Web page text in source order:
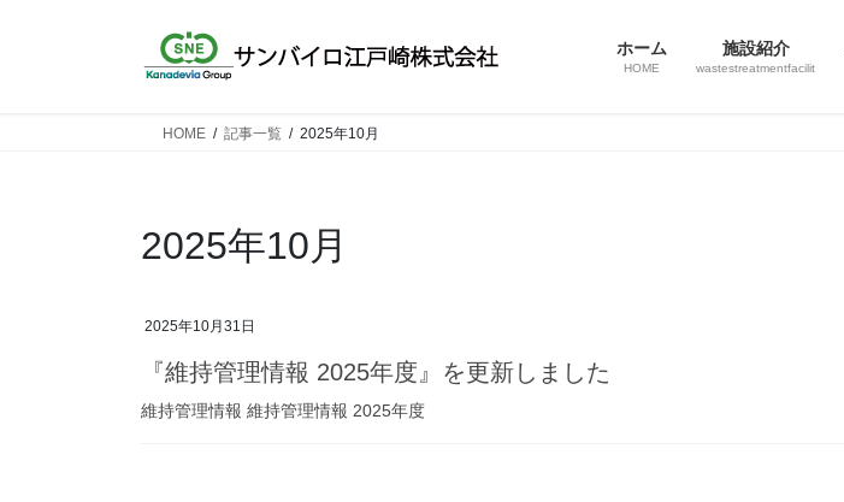
ホーム
HOME
施設紹介
wastestreatmentfacilit
HOME 記事一覧 2025年10月
2025年10月
2025年10月31日
『維持管理情報 2025年度』を更新しました
維持管理情報 維持管理情報 2025年度